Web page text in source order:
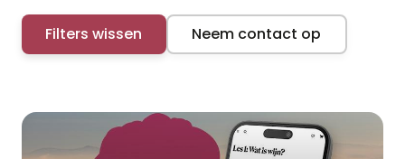
Filters wissen Neem contact op